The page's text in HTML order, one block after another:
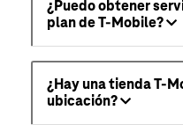
¿Puedo obtener
plan de T-Mobile?
¿Hay una tienda T-
ubicación?